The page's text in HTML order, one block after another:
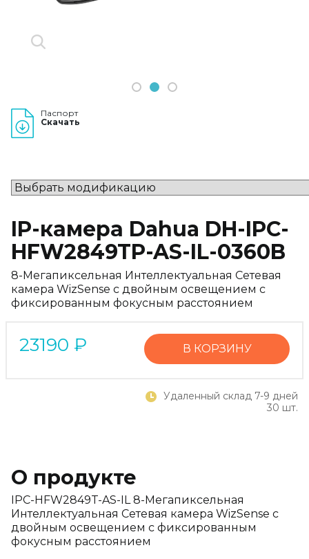
1 2 3
Паспорт
Скачать
IP-камера Dahua DH-IPC-
HFW2849TP-AS-IL-0360B
8-Мегапиксельная Интеллектуальная Сетевая
камера WizSense с двойным освещением с
фиксированным фокусным расстоянием
23190 ₽ В КОРЗИНУ
Удаленный склад 7-9 дней
30 шт.
О продукте
IPC-HFW2849T-AS-IL 8-Мегапиксельная
Интеллектуальная Сетевая камера WizSense с
двойным освещением с фиксированным
фокусным расстоянием